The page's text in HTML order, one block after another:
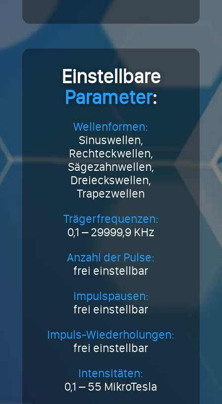
Einstellbare
Parameter:
Wellenformen:
Sinuswellen,
Rechteckwellen,
Sägezahnwellen,
Dreieckswellen,
Trapezwellen
Trägerfrequenzen:
0,1 – 29999,9 KHz
Anzahl der Pulse:
frei einstellbar
Impulspausen:
frei einstellbar
Impuls-Wiederholungen:
frei einstellbar
Intensitäten:
0,1 – 55 MikroTesla